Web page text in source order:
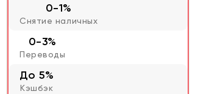
0-1%
Снятие наличных
0-3%
Переводы
До 5%
Кэшбэк